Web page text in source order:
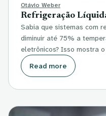
Otávio Weber
Refrigeração
Sabia que sistemas com
diminuir até 75% a
eletrônicos? Isso mostra
Read more